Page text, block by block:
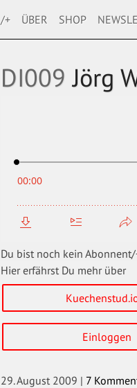
/+ ÜBER SHOP
DI009 Jörg
Du bist noch kein Abonnent/
Hier erfährst Du mehr über
Einloggen
29. August 2009 | 7